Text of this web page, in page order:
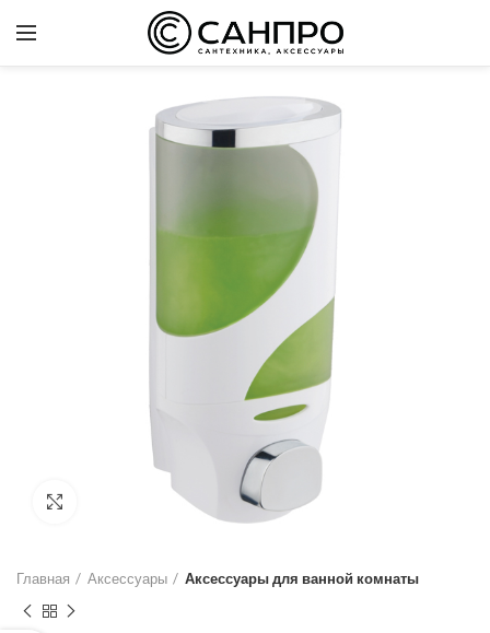
Нажмите для увеличения
Главная Аксессуары Аксессуары для ванной комнаты